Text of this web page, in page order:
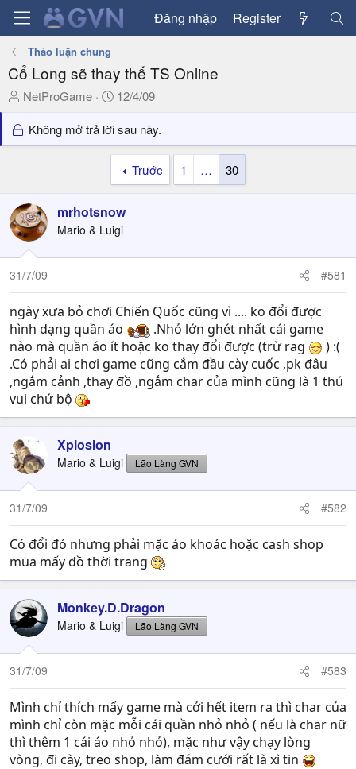
Đăng nhập Register
Thảo luận chung
Cổ Long sẽ thay thế TS Online
T
r
e
t
a
r
e
r
NetProGame
N
à
y
12/4/09
Không mở trả lời sau này.
Trước 1 … 30
mrhotsnow
Mario & Luigi
31/7/09 #581
ngày xưa bỏ chơi Chiến Quốc cũng vì .... ko đổi được
hình dạng quần áo
.Nhỏ lớn ghét nhất cái game
nào mà quần áo ít hoặc ko thay đổi được (trừ rag
) :(
.Có phải ai chơi game cũng cắm đầu cày cuốc ,pk đâu
,ngắm cảnh ,thay đồ ,ngắm char của mình cũng là 1 thú
vui chứ bộ
Xplosion
Mario & Luigi Lão Làng GVN
31/7/09 #582
Có đổi đó nhưng phải mặc áo khoác hoặc cash shop
mua mấy đồ thời trang
Monkey.D.Dragon
Mario & Luigi Lão Làng GVN
31/7/09 #583
Mình chỉ thích mấy game mà cởi hết item ra thì char của
mình chỉ còn mặc mỗi cái quần nhỏ nhỏ ( nếu là char nữ
thì thêm 1 cái áo nhỏ nhỏ), mặc như vậy chạy lòng
vòng, đi cày, treo shop, làm đám cưới rất là xì tin